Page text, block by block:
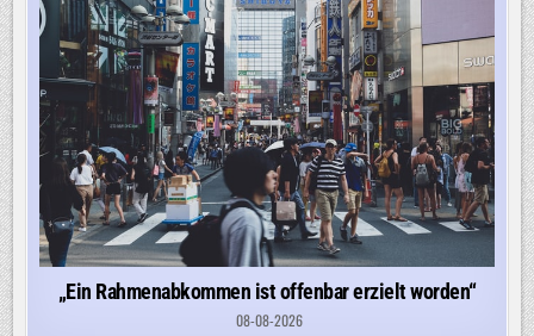
„Ein Rahmenabkommen ist offenbar erzielt worden“
08-08-2026